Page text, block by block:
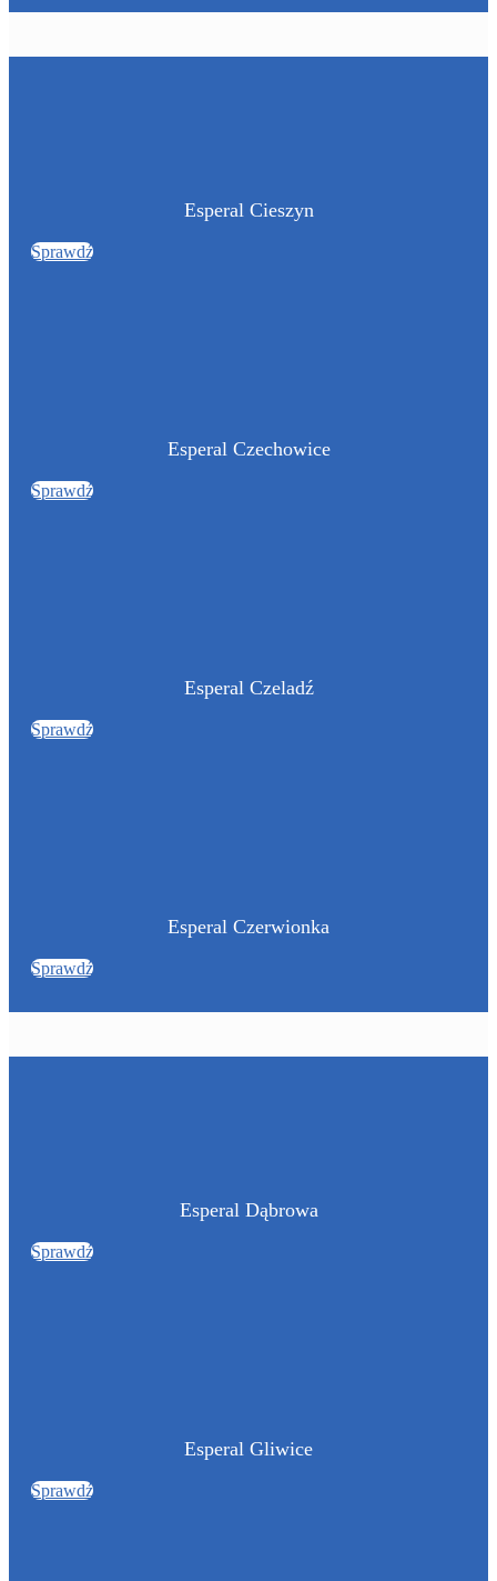
Esperal Cieszyn
Sprawdź
Esperal Czechowice
Sprawdź
Esperal Czeladź
Sprawdź
Esperal Czerwionka
Sprawdź
Esperal Dąbrowa
Sprawdź
Esperal Gliwice
Sprawdź